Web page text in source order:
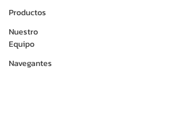
Productos
Nuestro
Equipo
Navegantes